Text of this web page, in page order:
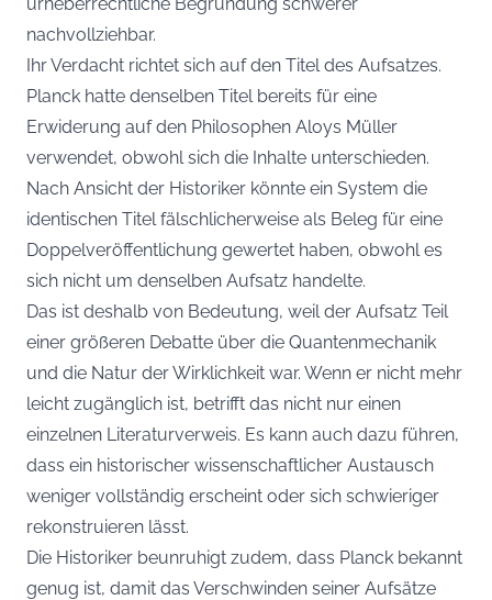
nachvollziehbar.
Ihr Verdacht richtet sich auf den Titel des Aufsatzes.
Planck hatte denselben Titel bereits für eine
Erwiderung auf den Philosophen Aloys Müller
verwendet, obwohl sich die Inhalte unterschieden.
Nach Ansicht der Historiker könnte ein System die
identischen Titel fälschlicherweise als Beleg für eine
Doppelveröffentlichung gewertet haben, obwohl es
sich nicht um denselben Aufsatz handelte.
Das ist deshalb von Bedeutung, weil der Aufsatz Teil
einer größeren Debatte über die Quantenmechanik
und die Natur der Wirklichkeit war. Wenn er nicht mehr
leicht zugänglich ist, betrifft das nicht nur einen
einzelnen Literaturverweis. Es kann auch dazu führen,
dass ein historischer wissenschaftlicher Austausch
weniger vollständig erscheint oder sich schwieriger
rekonstruieren lässt.
Die Historiker beunruhigt zudem, dass Planck bekannt
genug ist, damit das Verschwinden seiner Aufsätze